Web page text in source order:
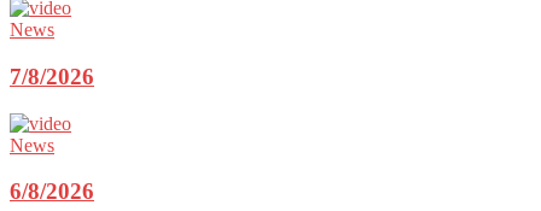
News
7/8/2026
News
6/8/2026